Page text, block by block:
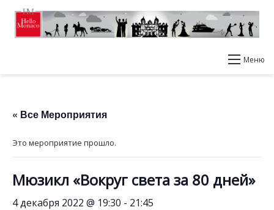
Меню
« Все Мероприятия
Это мероприятие прошло.
Мюзикл «Вокруг света за 80 дней»
4 декабря 2022 @ 19:30 - 21:45